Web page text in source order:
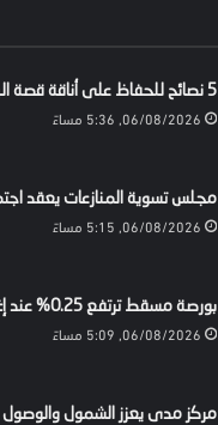
5 نصائح للحفاظ على أناقة قصة البوب خلال الصيف
06/08/2026, 5:36 مساءً
مجلس تسوية المنازعات يعقد
06/08/2026, 5:15 مساءً
بورصة مسقط ترتفع 0.25% عند إغلاق التداولات
06/08/2026, 5:09 مساءً
مركز مدى يعزز الشمول والوصول